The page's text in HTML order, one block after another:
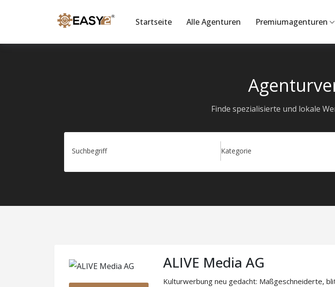
Startseite Alle Agenturen Premiumagenturen
Finde spezialisierte und lokale
Suchbegriff Kategorie
ALIVE Media AG
Kulturwerbung neu gedacht: Maßgeschneiderte,